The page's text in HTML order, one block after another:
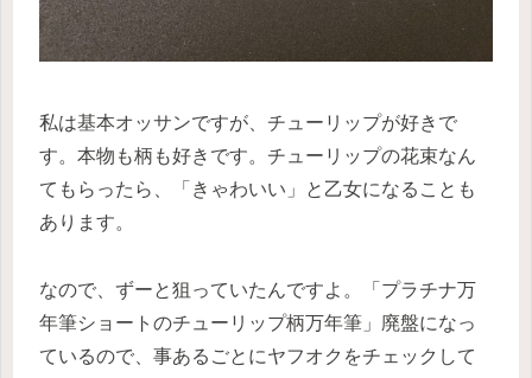
私は基本オッサンですが、チューリップが好きで
す。本物も柄も好きです。チューリップの花束なん
てもらったら、「きゃわいい」と乙女になることも
あります。
なので、ずーと狙っていたんですよ。「プラチナ万
年筆ショートのチューリップ柄万年筆」廃盤になっ
ているので、事あるごとにヤフオクをチェックして